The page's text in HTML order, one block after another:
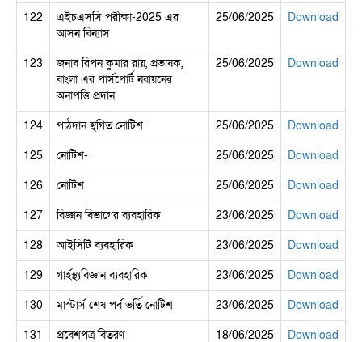
122
এইচএসসি পরীক্ষা-2025 এর
আসন বিন্যাস
25/06/2025 Download
123
জনাব রিপন কুমার রায়, প্রভাষক,
বাংলা এর পার্সপোর্ট নবায়নের
অনাপত্তি প্রদান
25/06/2025 Download
124 পাঠদান স্থগিত নোটিশ 25/06/2025
Download
125
নোটিশ- 25/06/2025
Download
126
নোটিশ 25/06/2025
Download
127
বিজ্ঞান বিভাগের ব্যবহারিক 23/06/2025
Download
128
আইসিটি ব্যবহারিক 23/06/2025
Download
129
গার্হস্থ্যবিজ্ঞান ব্যবহারিক 23/06/2025
Download
130
মাস্টার্স শেষ পর্ব ভর্তি নোটিশ 23/06/2025
Download
131
প্রবেশপত্র বিতরণ 18/06/2025
Download